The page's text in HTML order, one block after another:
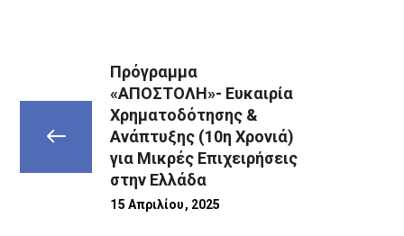
Πρόγραμμα
«ΑΠΟΣΤΟΛΗ»- Ευκαιρία
Χρηματοδότησης &
Ανάπτυξης (10η Χρονιά)
για Μικρές Επιχειρήσεις
στην Ελλάδα
15 Απριλίου, 2025